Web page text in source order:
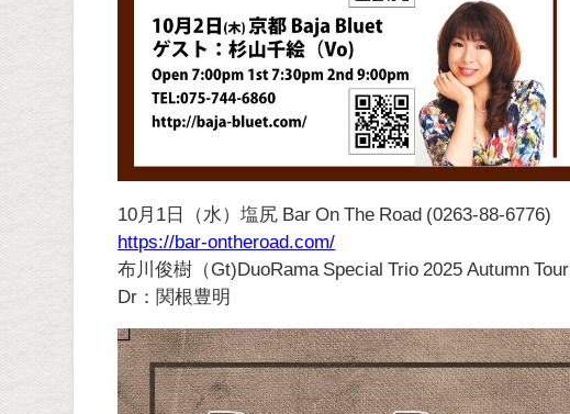
10月1日（水）塩尻 Bar On The Road (0263-88-6776)
https://bar-ontheroad.com/
布川俊樹（Gt)DuoRama Special Trio 2025 Autumn Tour
Dr：関根豊明